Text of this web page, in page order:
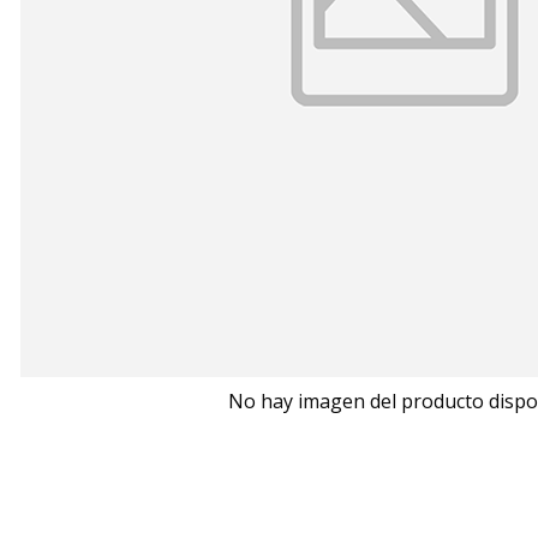
No hay imagen del producto